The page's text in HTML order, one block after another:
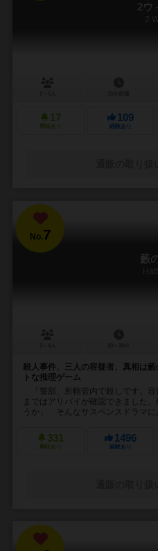
2ウ
2
17
興味あり
109
経験あり
No.7
藪
殺人事件、三人の容疑者、真相は
トな推理ゲーム
「警部、所轄管内で殺しです。容
まではアリバイが確認できました
うか」 そんなサスペンスドラマに
331
興味あり
1496
経験あり